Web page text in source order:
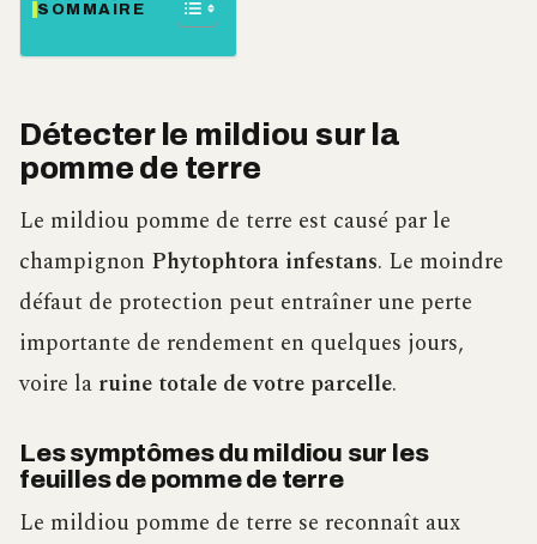
SOMMAIRE
Détecter le mildiou sur la
pomme de terre
Le mildiou pomme de terre est causé par le
champignon Phytophtora infestans. Le moindre
défaut de protection peut entraîner une perte
importante de rendement en quelques jours,
voire la ruine totale de votre parcelle.
Les symptômes du mildiou sur les
feuilles de pomme de terre
Le mildiou pomme de terre se reconnaît aux